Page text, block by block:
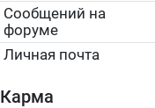
Сообщений на
форуме
Личная почта
Карма